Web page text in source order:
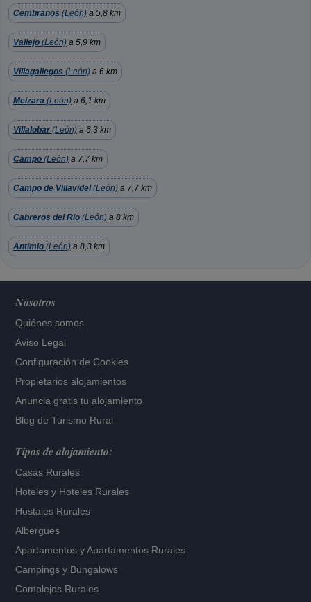
Cembranos (León) a 5,8 km
Vallejo (León) a 5,9 km
Villagallegos (León) a 6 km
Meizara (León) a 6,1 km
Villalobar (León) a 6,3 km
Campo (León) a 7,7 km
Campo de Villavidel(León) a 7,7 km
Cabreros del Rio (León) a 8 km
Antimio (León) a 8,3 km
Nosotros
Quiénes somos
Aviso Legal
Configuración de Cookies
Propietarios alojamientos
Anuncia gratis tu alojamiento
Blog de Turismo Rural
Tipos de alojamiento:
Casas Rurales
Hoteles y Hoteles Rurales
Hostales Rurales
Albergues
Apartamentos yApartamentos Rurales
Campings y Bungalows
Complejos Rurales